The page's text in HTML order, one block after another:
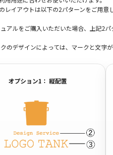
レイアウトは以下の2パターンをご用意
アルをご購入いただいた場合、上記2
のデザインによっては、マークと文字
オプション1： 縦配置